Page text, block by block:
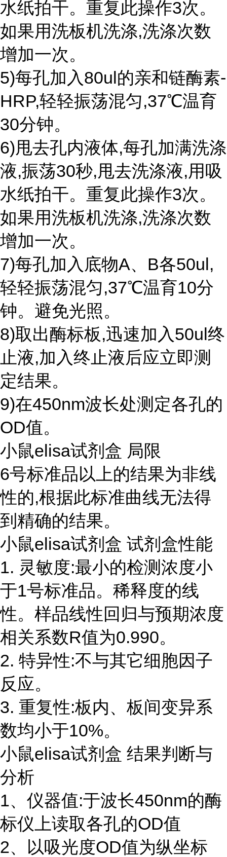
水纸拍干。重复此操作3次。
如果用洗板机洗涤,洗涤次数
增加一次。
5)每孔加入80ul的亲和链酶素-
HRP,轻轻振荡混匀,37℃温育
30分钟。
6)甩去孔内液体,每孔加满洗涤
液,振荡30秒,甩去洗涤液,用吸
水纸拍干。重复此操作3次。
如果用洗板机洗涤,洗涤次数
增加一次。
7)每孔加入底物A、B各50ul,
轻轻振荡混匀,37℃温育10分
钟。避免光照。
8)取出酶标板,迅速加入50ul终
止液,加入终止液后应立即测
定结果。
9)在450nm波长处测定各孔的
OD值。
小鼠elisa试剂盒 局限
6号标准品以上的结果为非线
性的,根据此标准曲线无法得
到精确的结果。
小鼠elisa试剂盒 试剂盒性能
1. 灵敏度:最小的检测浓度小
于1号标准品。稀释度的线
性。样品线性回归与预期浓度
相关系数R值为0.990。
2. 特异性:不与其它细胞因子
反应。
3. 重复性:板内、板间变异系
数均小于10%。
小鼠elisa试剂盒 结果判断与
分析
1、仪器值:于波长450nm的酶
标仪上读取各孔的OD值
2、以吸光度OD值为纵坐标